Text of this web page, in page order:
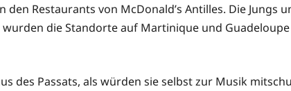
Restaurants von McDonald’s Antilles. Die Jungs
die Standorte auf Martinique und
des Passats, als würden sie selbst zur Musik